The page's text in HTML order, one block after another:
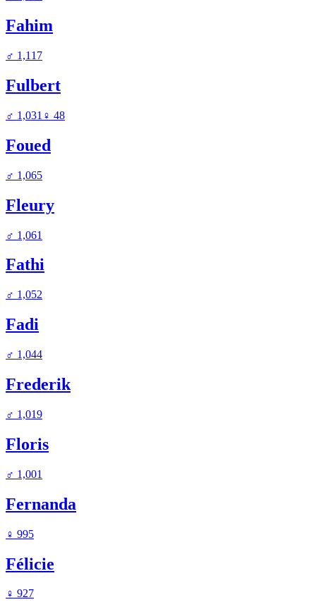
Fahim
♂ 1,117
Fulbert
♂ 1,031 ♀ 48
Foued
♂ 1,065
Fleury
♂ 1,061
Fathi
♂ 1,052
Fadi
♂ 1,044
Frederik
♂ 1,019
Floris
♂ 1,001
Fernanda
♀ 995
Félicie
♀ 927